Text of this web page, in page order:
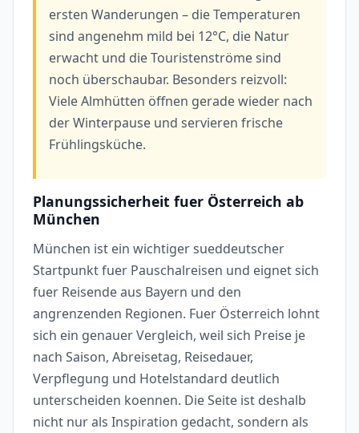
ersten Wanderungen – die Temperaturen
sind angenehm mild bei 12°C, die Natur
erwacht und die Touristenströme sind
noch überschaubar. Besonders reizvoll:
Viele Almhütten öffnen gerade wieder nach
der Winterpause und servieren frische
Frühlingsküche.
Planungssicherheit fuer Österreich ab
München
München ist ein wichtiger sueddeutscher
Startpunkt fuer Pauschalreisen und eignet sich
fuer Reisende aus Bayern und den
angrenzenden Regionen. Fuer Österreich lohnt
sich ein genauer Vergleich, weil sich Preise je
nach Saison, Abreisetag, Reisedauer,
Verpflegung und Hotelstandard deutlich
unterscheiden koennen. Die Seite ist deshalb
nicht nur als Inspiration gedacht, sondern als